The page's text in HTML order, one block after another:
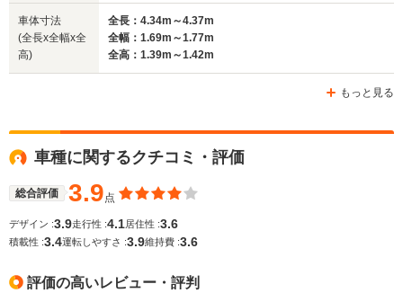
WLTCモード
燃費
車体寸法
(全長x全幅x全
高)
全長：4.34m～4.37m
全幅：1.69m～1.77m
全高：1.39m～1.42m
もっと見る
車種に関するクチコミ・評価
総合評価 3.9点
デザイン :3.9走行性 :4.1居住性 :3.6
積載性 :3.4運転しやすさ :3.9維持費 :3.6
評価の高いレビュー・評判